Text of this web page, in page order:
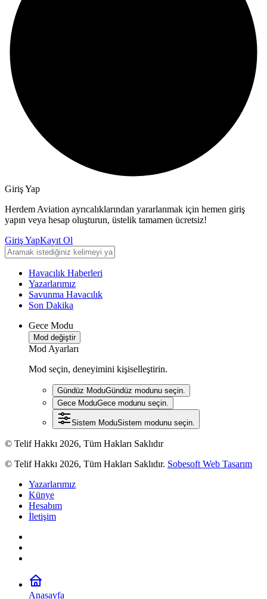
Giriş Yap
Herdem Aviation ayrıcalıklarından yararlanmak için hemen giriş
yapın veya hesap oluşturun, üstelik tamamen ücretsiz!
Giriş YapKayıt Ol
Havacılık Haberleri
Yazarlarımız
Savunma Havacılık
Son Dakika
Gece Modu
Mod değiştir
Mod Ayarları
Mod seçin, deneyimini kişiselleştirin.
Gündüz ModuGündüz modunu seçin.
Gece ModuGece modunu seçin.
Sistem ModuSistem modunu seçin.
© Telif Hakkı 2026, Tüm Hakları Saklıdır
© Telif Hakkı 2026, Tüm Hakları Saklıdır. Sobesoft Web Tasarım
Yazarlarımız
Künye
Hesabım
İletişim
Anasayfa